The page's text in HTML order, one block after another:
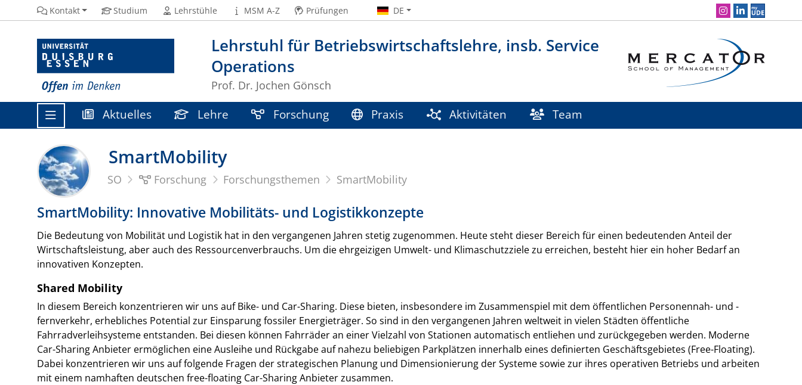
Lehrstuhl für Betriebswirtschaftslehre, insb. Service
Operations
Prof. Dr. Jochen Gönsch
Kontakt Studium Lehrstühle MSM A-Z Prüfungen DE Social Media Navigation
Aktuelles Lehre Forschung Praxis Aktivitäten Team
SmartMobility
SO Forschung Forschungsthemen SmartMobility
SmartMobility: Innovative Mobilitäts- und Logistikkonzepte
Die Bedeutung von Mobilität und Logistik hat in den vergangenen Jahren stetig zugenommen. Heute steht dieser Bereich für einen bedeutenden Anteil der
Wirtschaftsleistung, aber auch des Ressourcenverbrauchs. Um die ehrgeizigen Umwelt- und Klimaschutzziele zu erreichen, besteht hier ein hoher Bedarf an
innovativen Konzepten.
Shared Mobility
In diesem Bereich konzentrieren wir uns auf Bike- und Car-Sharing. Diese bieten, insbesondere im Zusammenspiel mit dem öffentlichen Personennah- und -
fernverkehr, erhebliches Potential zur Einsparung fossiler Energieträger. So sind in den vergangenen Jahren weltweit in vielen Städten öffentliche
Fahrradverleihsysteme entstanden. Bei diesen können Fahrräder an einer Vielzahl von Stationen automatisch entliehen und zurückgegeben werden. Moderne
Car-Sharing Anbieter ermöglichen eine Ausleihe und Rückgabe auf nahezu beliebigen Parkplätzen innerhalb eines definierten Geschäftsgebietes (Free-Floating).
Dabei konzentrieren wir uns auf folgende Fragen der strategischen Planung und Dimensionierung der Systeme sowie zur ihres operativen Betriebs und arbeiten
mit einem namhaften deutschen free-floating Car-Sharing Anbieter zusammen.